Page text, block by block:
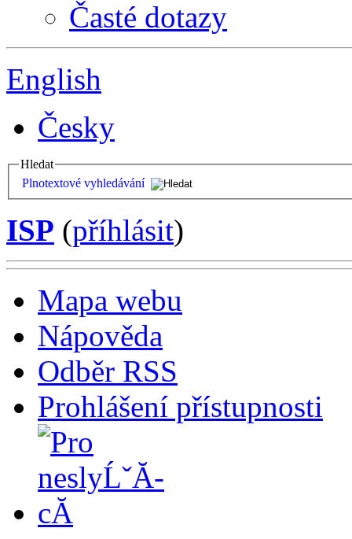
Časté dotazy
English
Česky
Hledat
Plnotextové vyhledávání
ISP (příhlásit)
Mapa webu
Nápověda
Odběr RSS
Prohlášení přístupnosti